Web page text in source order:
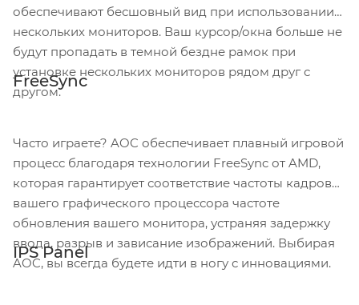
обеспечивают бесшовный вид при использовании
нескольких мониторов. Ваш курсор/окна больше не
будут пропадать в темной бездне рамок при
установке нескольких мониторов рядом друг с
другом.
FreeSync
Часто играете? AOC обеспечивает плавный игровой
процесс благодаря технологии FreeSync от AMD,
которая гарантирует соответствие частоты кадров
вашего графического процессора частоте
обновления вашего монитора, устраняя задержку
ввода, разрыв и зависание изображений. Выбирая
AOC, вы всегда будете идти в ногу с инновациями.
IPS Panel